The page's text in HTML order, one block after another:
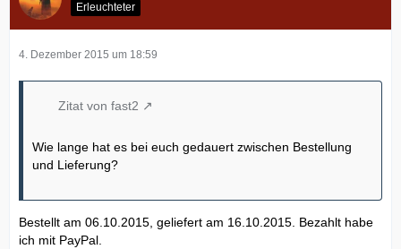
Erleuchteter
4. Dezember 2015 um 18:59
Zitat von fast2
Wie lange hat es bei euch gedauert zwischen Bestellung
und Lieferung?
Bestellt am 06.10.2015, geliefert am 16.10.2015. Bezahlt habe
ich mit PayPal.